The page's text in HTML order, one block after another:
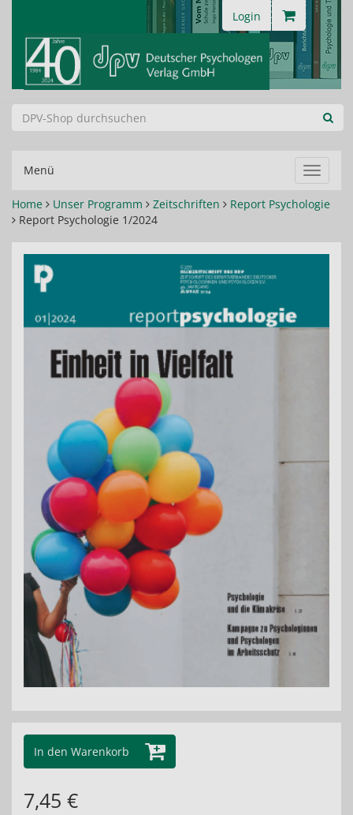
Login
Menü
ein-/
Home
Unser Programm Zeitschriften
Report Psychologie
Report Psychologie 1/2024
In den Warenkorb
7,45 €